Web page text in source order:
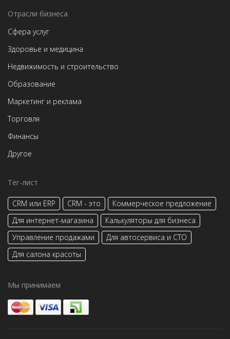
Отрасли бизнеса
Сфера услуг
Здоровье и медицина
Недвижимость и строительство
Образование
Маркетинг и реклама
Торговля
Финансы
Другое
Тег-лист
CRM или ERP CRM - это
Коммерческое предложение
Для интернет-магазина
Калькуляторы для бизнеса
Управление продажами
Для автосервиса и СТО
Для салона красоты
Мы принимаем